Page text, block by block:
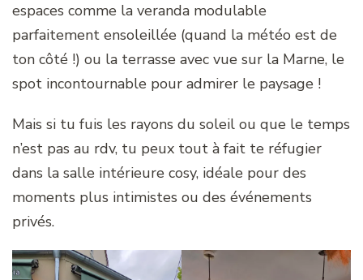
espaces comme la veranda modulable
parfaitement ensoleillée (quand la météo est de
ton côté !) ou la terrasse avec vue sur la Marne, le
spot incontournable pour admirer le paysage !
Mais si tu fuis les rayons du soleil ou que le temps
n’est pas au rdv, tu peux tout à fait te réfugier
dans la salle intérieure cosy, idéale pour des
moments plus intimistes ou des événements
privés.